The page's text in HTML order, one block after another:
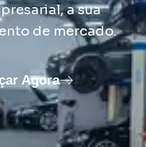
a sua
de mercado.
Agora